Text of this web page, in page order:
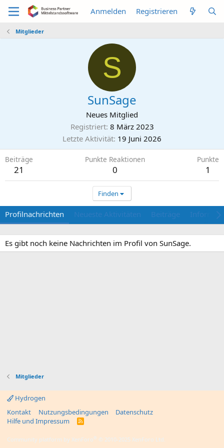
Anmelden Registrieren
Mitglieder
S
SunSage
Neues Mitglied
Registriert 8 März 2023
Letzte Aktivität 19 Juni 2026
Beiträge
21
Punkte Reaktionen
0
Punkte
1
Finden
Profilnachrichten Neueste Aktivitäten Beiträge
Es gibt noch keine Nachrichten im Profil von SunSage.
Mitglieder
Hydrogen
Kontakt
Nutzungsbedingungen
Datenschutz
Hilfe und Impressum
R
Community platform by XenForo ® © 2010-2025 XenForo Ltd.